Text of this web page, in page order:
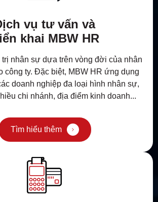
vụ tư vấn và
khai MBW HR
trị nhân sự dựa trên vòng đời của nhân
công ty. Đặc biệt, MBW HR ứng dụng
doanh nghiệp đa loại hình nhân sự,
chi nhánh, địa điểm kinh doanh...
Tìm hiểu thêm